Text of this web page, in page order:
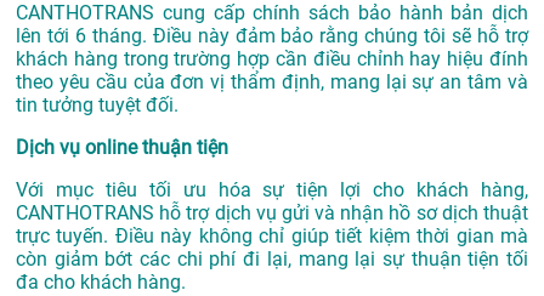
CANTHOTRANS cung cấp chính sách bảo hành bản dịch
lên tới 6 tháng. Điều này đảm bảo rằng chúng tôi sẽ hỗ trợ
khách hàng trong trường hợp cần điều chỉnh hay hiệu đính
theo yêu cầu của đơn vị thẩm định, mang lại sự an tâm và
tin tưởng tuyệt đối.
Dịch vụ online thuận tiện
Với mục tiêu tối ưu hóa sự tiện lợi cho khách hàng,
CANTHOTRANS hỗ trợ dịch vụ gửi và nhận hồ sơ dịch thuật
trực tuyến. Điều này không chỉ giúp tiết kiệm thời gian mà
còn giảm bớt các chi phí đi lại, mang lại sự thuận tiện tối
đa cho khách hàng.